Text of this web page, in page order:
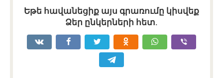
Եթե հավանեցիք այս գրառումը կիսվեք
Ձեր ընկերների հետ.